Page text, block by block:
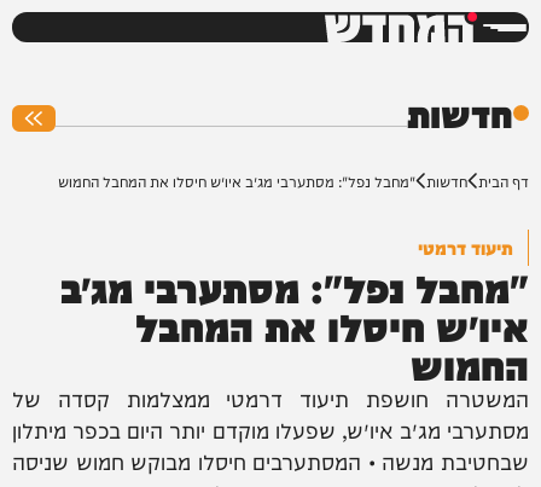
המחדש
חדשות
דף הבית חדשות "מחבל נפל": מסתערבי מג״ב איו״ש חיסלו את המחבל החמוש
תיעוד דרמטי
"מחבל נפל": מסתערבי מג״ב
איו״ש חיסלו את המחבל
החמוש
המשטרה חושפת תיעוד דרמטי ממצלמות קסדה של
מסתערבי מג״ב איו״ש, שפעלו מוקדם יותר היום בכפר מיתלון
שבחטיבת מנשה • המסתערבים חיסלו מבוקש חמוש שניסה